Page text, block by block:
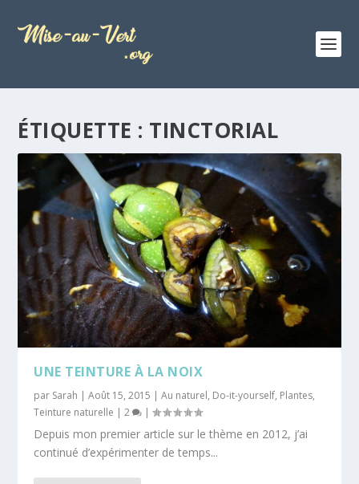
ÉTIQUETTE : TINCTORIAL
UNE TEINTURE À LA NOIX
par Sarah |Août 15, 2015 |Au naturel, Do-it-yourself, Plantes,
Teinture naturelle |2 |
Depuis mon premier article sur le thème en 2012, j’ai
continué d’expérimenter de temps...